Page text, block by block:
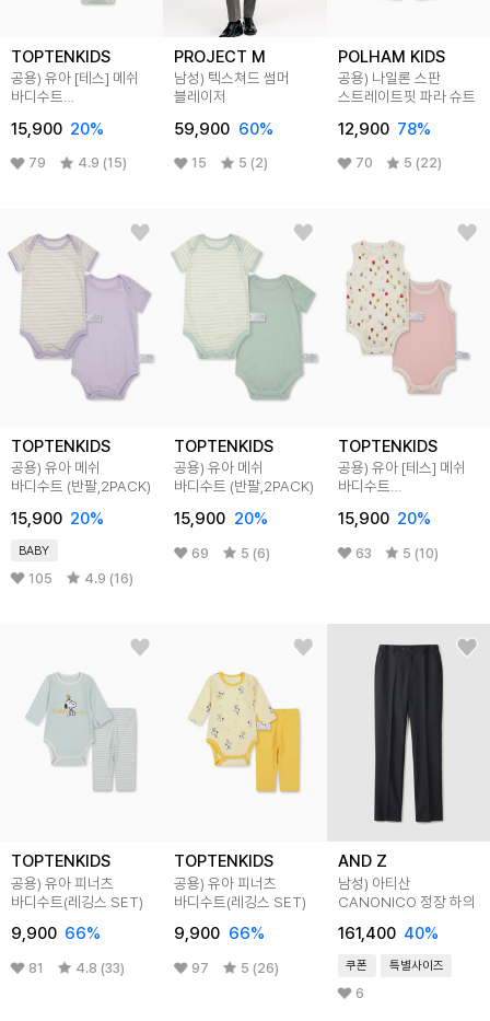
TOPTENKIDS
공용) 유아 [테스] 메쉬
바디수트
15,900 20%
79 4.9 (15)
PROJECT M
남성) 텍스쳐드 썸머
블레이저
59,900 60%
15 5 (2)
POLHAM KIDS
공용) 나일론 스판
스트레이트핏 파라 슈트
12,900 78%
70 5 (22)
TOPTENKIDS
공용) 유아 메쉬
바디수트 (반팔,2PACK)
15,900 20%
BABY
105 4.9 (16)
TOPTENKIDS
공용) 유아 메쉬
바디수트 (반팔,2PACK)
15,900 20%
69 5 (6)
TOPTENKIDS
공용) 유아 [테스] 메쉬
바디수트
15,900 20%
63 5 (10)
TOPTENKIDS
공용) 유아 피너츠
바디수트(레깅스 SET)
9,900 66%
81 4.8 (33)
TOPTENKIDS
공용) 유아 피너츠
바디수트(레깅스 SET)
9,900 66%
97 5 (26)
AND Z
남성) 아티산
CANONICO 정장 하의
161,400 40%
쿠폰 특별사이즈
6